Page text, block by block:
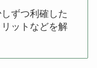
ずつ利確した
ットなどを解